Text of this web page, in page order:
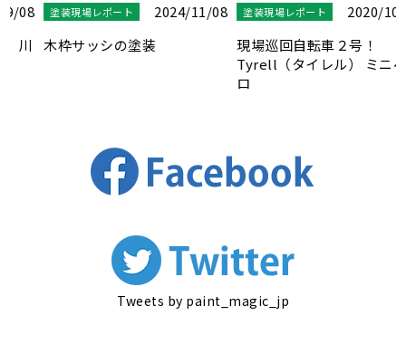
塗装現場レポート
2024/11/08
木枠サッシの塗装
塗装現場レポート
2020/10/15
現場巡回自転車２号！
Tyrell（タイレル） ミニベ
Tweets by paint_magic_jp